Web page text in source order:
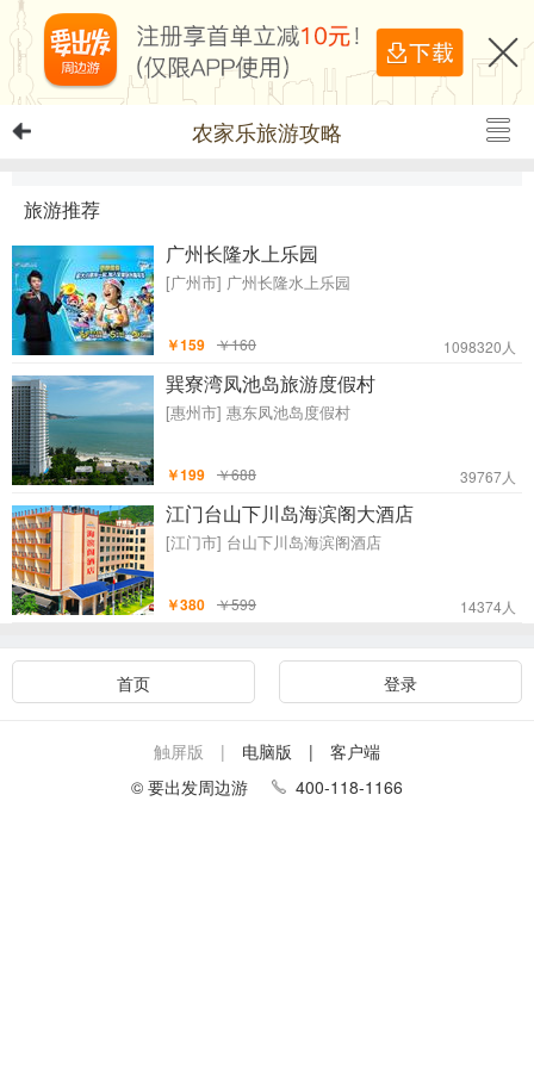
农家乐旅游攻略
旅游推荐
广州长隆水上乐园
[广州市] 广州长隆水上乐园
￥159 ￥160 1098320人
巽寮湾凤池岛旅游度假村
[惠州市] 惠东凤池岛度假村
￥199 ￥688 39767人
江门台山下川岛海滨阁大酒店
[江门市] 台山下川岛海滨阁酒店
￥380 ￥599 14374人
首页 登录
触屏版 | 电脑版 | 客户端
© 要出发周边游
400-118-1166